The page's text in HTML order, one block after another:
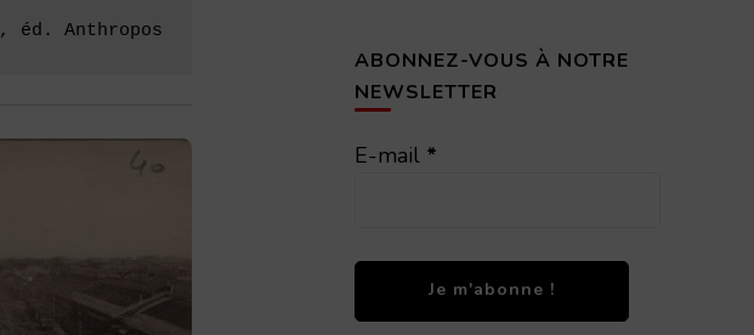
, éd. Anthropos
ABONNEZ-VOUS À NOTRE
NEWSLETTER
E-mail *